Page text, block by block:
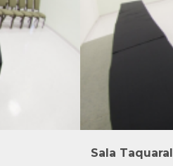
L3
L4
L5
Sala Taquaral